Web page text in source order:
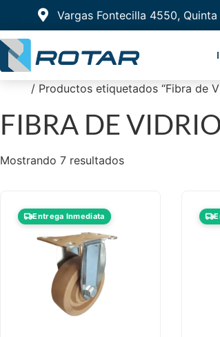
Vargas Fontecilla 4550,
/ Productos etiquetados “Fibra de
FIBRA DE VIDRIO
Mostrando 7 resultados
Entrega Inmediata